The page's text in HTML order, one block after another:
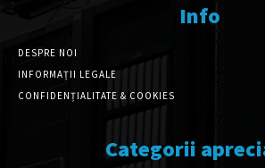
Info
DESPRE NOI
INFORMAȚII LEGALE
CONFIDENȚIALITATE & COOKIES
Categorii